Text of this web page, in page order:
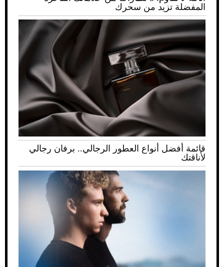
المفضلة تزيد من سحرك
قائمة أفضل أنواع العطور الرجالي.. برفان رجالي
لأناقتك